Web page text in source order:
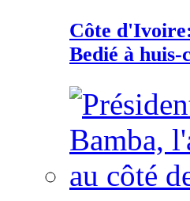
Côte
Bedié à huis-